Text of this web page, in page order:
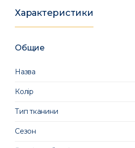
Характеристики
Общие
Назва
Колір
Тип тканини
Сезон